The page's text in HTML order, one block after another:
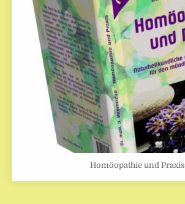
Homöopathie und Praxis